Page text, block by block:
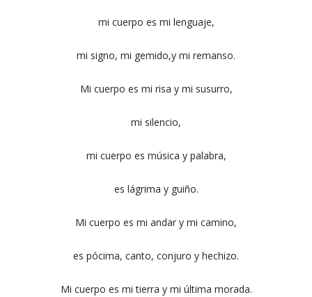
mi cuerpo es mi lenguaje,
mi signo, mi gemido,y mi remanso.
Mi cuerpo es mi risa y mi susurro,
mi silencio,
mi cuerpo es música y palabra,
es lágrima y guiño.
Mi cuerpo es mi andar y mi camino,
es pócima, canto, conjuro y hechizo.
Mi cuerpo es mi tierra y mi última morada.